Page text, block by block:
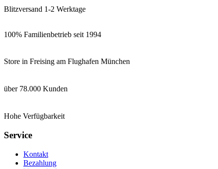
Blitzversand 1-2 Werktage
100% Familienbetrieb seit 1994
Store in Freising am Flughafen München
über 78.000 Kunden
Hohe Verfügbarkeit
Service
Kontakt
Bezahlung